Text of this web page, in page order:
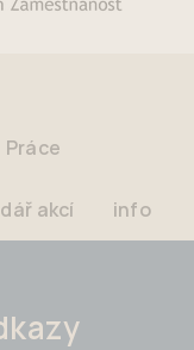
Práce
akcí info